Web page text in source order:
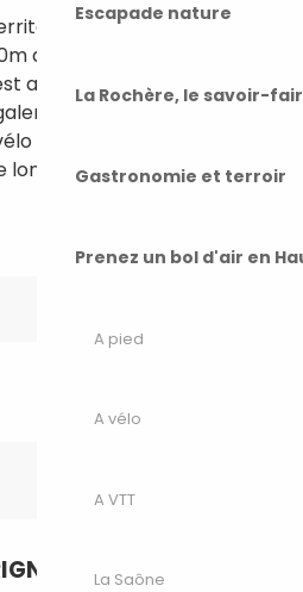
Escapade nature
La Rochère, le savoir-
Gastronomie et terroir
Prenez un bol d'air en
A pied
A vélo
A VTT
La Saône
avec un
du village de Rigny dont
aménagé en hôtel-
le moment idéal
sur la Voie Bleue, le
long de la Saône.